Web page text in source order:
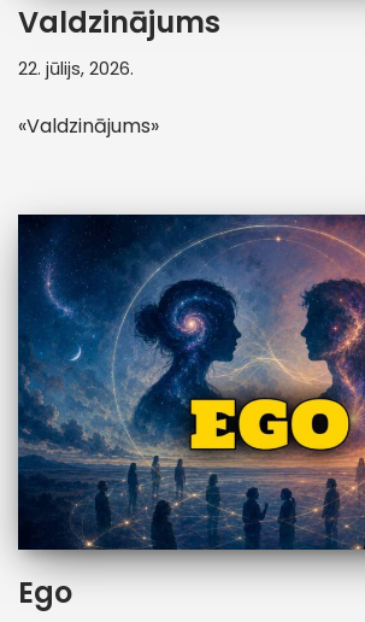
Valdzinājums
22. jūlijs, 2026.
«Valdzinājums»
Ego